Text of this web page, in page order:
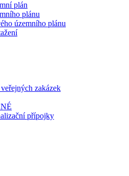
plán
plánu
územního plánu
zakázek
přípojky